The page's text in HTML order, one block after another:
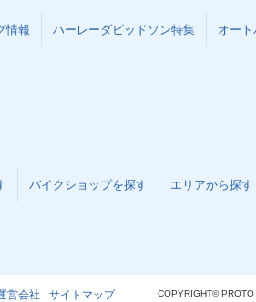
情報 ハーレーダビッドソン特集 オート
バイクショップを探す エリアから探す
営会社 サイトマップ COPYRIGHT©